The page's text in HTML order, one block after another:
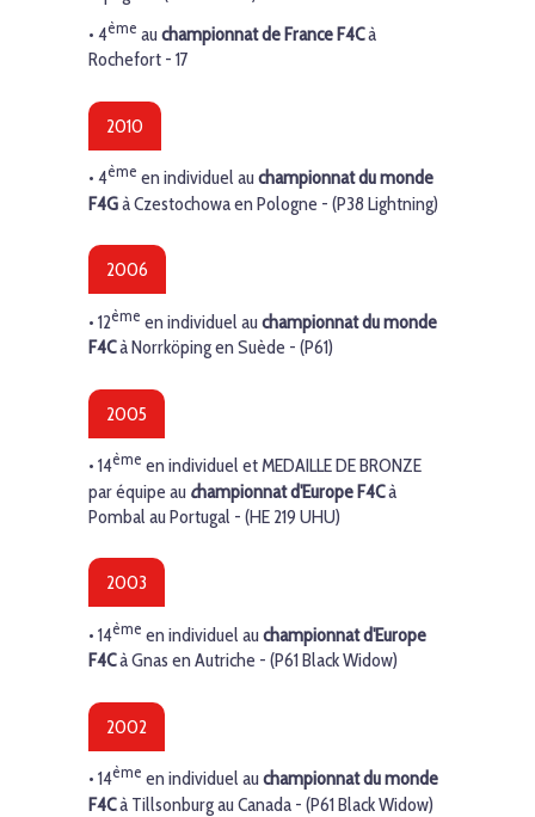
• 4ème au championnat de FranceF4Cà
Rochefort - 17
2010
• 4ème en individuel au championnat du monde
F4Gà Czestochowa en Pologne - (P38 Lightning)
2006
• 12ème en individuel au championnat du monde
F4Cà Norrköping en Suède - (P61)
2005
• 14ème en individuel et MEDAILLE DE BRONZE
par équipe au championnat d'EuropeF4Cà
Pombal au Portugal - (HE 219 UHU)
2003
• 14ème en individuel au championnat d'Europe
F4Cà Gnas en Autriche - (P61 Black Widow)
2002
• 14ème en individuel au championnat du monde
F4Cà Tillsonburg au Canada - (P61 Black Widow)